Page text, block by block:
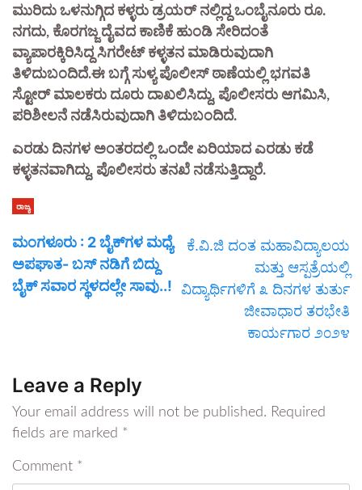
ಮುರಿದು ಒಳನುಗ್ಗಿದ ಕಳ್ಳರು ಡ್ರಯರ್ ನಲ್ಲಿದ್ದ ಒಂಬೈನೂರು ರೂ.
ನಗದು, ಕೊರಗಜ್ಜ ದೈವದ ಕಾಣಿಕೆ ಹುಂಡಿ ಸೇರಿದಂತೆ
ವ್ಯಾಪಾರಕ್ಕಿರಿಸಿದ್ದ ಸಿಗರೇಟ್ ಕಳ್ಳತನ ಮಾಡಿರುವುದಾಗಿ
ತಿಳಿದುಬಂದಿದೆ.ಈ ಬಗ್ಗೆ ಸುಳ್ಯ ಪೊಲೀಸ್ ಠಾಣೆಯಲ್ಲಿ ಭಗವತಿ
ಸ್ಟೋರ್ ಮಾಲಕರು ದೂರು ದಾಖಲಿಸಿದ್ದು, ಪೊಲೀಸರು ಆಗಮಿಸಿ,
ಪರಿಶೀಲನೆ ನಡೆಸಿರುವುದಾಗಿ ತಿಳಿದುಬಂದಿದೆ.
ಎರಡು ದಿನಗಳ ಅಂತರದಲ್ಲಿ ಒಂದೇ ಏರಿಯಾದ ಎರಡು ಕಡೆ
ಕಳ್ಳತನವಾಗಿದ್ದು, ಪೊಲೀಸರು ತನಖೆ ನಡೆಸುತ್ತಿದ್ದಾರೆ.
ರಾಜ್ಯ
ಮಂಗಳೂರು : 2 ಬೈಕ್‌ಗಳ ಮಧ್ಯೆ
ಅಪಘಾತ- ಬಸ್ ನಡಿಗೆ ಬಿದ್ದು
ಬೈಕ್ ಸವಾರ ಸ್ಥಳದಲ್ಲೇ ಸಾವು..!
ಕೆ.ವಿ.ಜಿ ದಂತ ಮಹಾವಿದ್ಯಾಲಯ
ಮತ್ತು ಆಸ್ಪತ್ರೆಯಲ್ಲಿ
ವಿದ್ಯಾರ್ಥಿಗಳಿಗೆ ೩ ದಿನಗಳ ತುರ್ತು
ಜೀವಾಧಾರ ತರಭೇತಿ
ಕಾರ್ಯಗಾರ ೨೦೨೪
Leave a Reply
Your email address will not be published. Required
fields are marked *
Comment *